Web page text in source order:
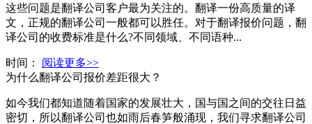
这些问题是翻译公司客户最为关注的。翻译一份高质量的译
文，正规的翻译公司一般都可以胜任。对于翻译报价问题，翻
译公司的收费标准是什么?不同领域、不同语种...
时间：
阅读更多>>
为什么翻译公司报价差距很大？
如今我们都知道随着国家的发展壮大，国与国之间的交往日益
密切，所以翻译公司也如雨后春笋般涌现，我们寻求翻译公司